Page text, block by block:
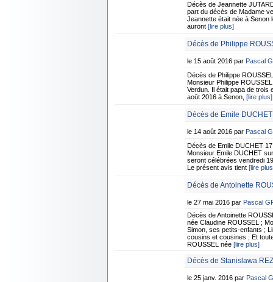
Décès de Jeannette
part du décès de Madame
Jeannette était née à Senon
auront [lire plus]
Décès de Philippe
le 15 août 2016 par Pascal
Décès de Philippe
Monsieur Philippe
Verdun. Il était papa de trois
août 2016 à Senon, [lire plus]
Décès de Emile
le 14 août 2016 par Pascal
Décès de Emile DUCHET
Monsieur Emile DUCHET
seront célébrées vendredi
Le présent avis tient [lire
Décès de Antoinette
le 27 mai 2016 par Pascal
Décès de Antoinette
née Claudine ROUSSEL ;
Simon, ses petits-enfants ;
cousins et cousines ; Et
ROUSSEL née [lire plus]
Décès de Stanislawa
le 25 janv. 2016 par Pascal